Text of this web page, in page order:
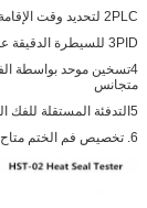
2PLC لتحديد وقت الإقامة الدقيق والضغط الختم
3PID للسيطرة الدقيقة على درجة حرارة الختم
4تسخين موحد بواسطة
متجانس
5التدفئة المستقلة للفك العلوي والسفلي
6. تخصيص فم الختم متاح